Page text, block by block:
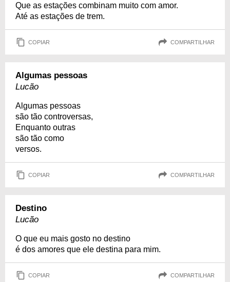
Que as estações combinam muito com amor.
Até as estações de trem.
COPIAR COMPARTILHAR
Algumas pessoas
Lucão
Algumas pessoas
são tão controversas,
Enquanto outras
são tão como
versos.
COPIAR COMPARTILHAR
Destino
Lucão
O que eu mais gosto no destino
é dos amores que ele destina para mim.
COPIAR COMPARTILHAR